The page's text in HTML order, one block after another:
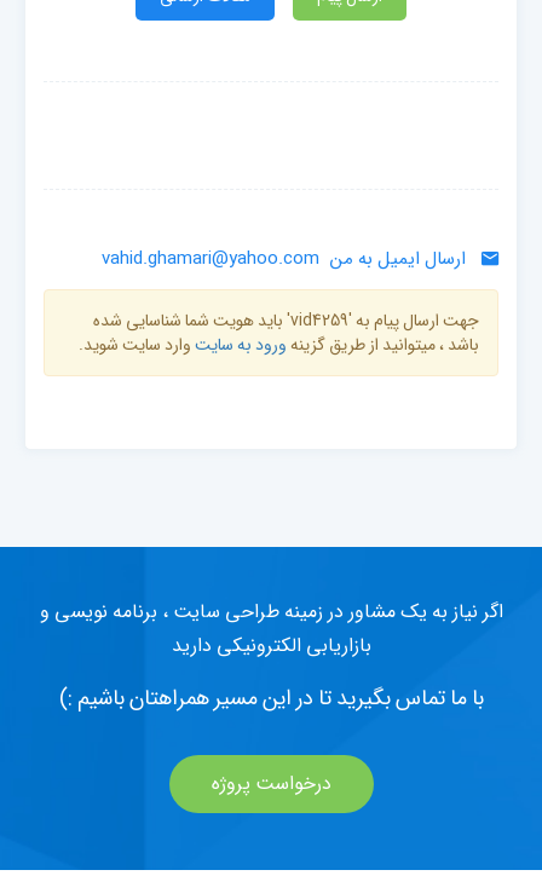
ارسال ایمیل به من vahid.ghamari@yahoo.com
جهت ارسال پیام به 'vid4259' باید هویت شما شناسایی شده
باشد ، میتوانید از طریق گزینهورود به سایتوارد سایت شوید.
اگر نیاز به یک مشاور در زمینه طراحی سایت ، برنامه نویسی و
بازاریابی الکترونیکی دارید
با ما تماس بگیرید تا در این مسیر همراهتان باشیم :)
درخواست پروژه